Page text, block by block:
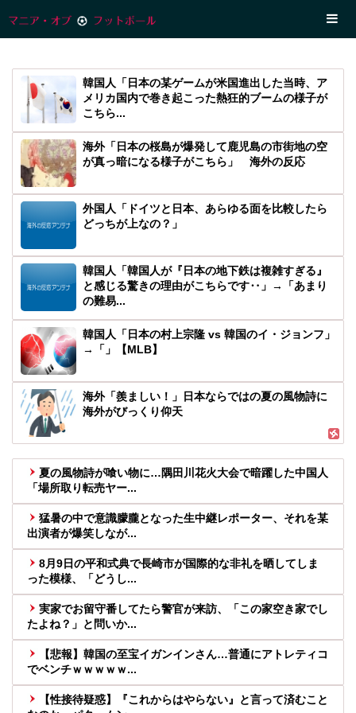
韓国人「日本の某ゲームが米国進出した当時、ア
メリカ国内で巻き起こった熱狂的ブームの様子が
こちら...
海外「日本の桜島が爆発して鹿児島の市街地の空
が真っ暗になる様子がこちら」 海外の反応
外国人「ドイツと日本、あらゆる面を比較したら
どっちが上なの？」
韓国人「韓国人が『日本の地下鉄は複雑すぎる』
と感じる驚きの理由がこちらです‥」→「あまり
の難易...
韓国人「日本の村上宗隆 vs 韓国のイ・ジョンフ」
→「」【MLB】
海外「羨ましい！」日本ならではの夏の風物詩に
海外がびっくり仰天
夏の風物詩が喰い物に…隅田川花火大会で暗躍した中国人
「場所取り転売ヤー...
猛暑の中で意識朦朧となった生中継レポーター、それを某
出演者が爆笑しなが...
8月9日の平和式典で長崎市が国際的な非礼を晒してしま
った模様、「どうし...
実家でお留守番してたら警官が来訪、「この家空き家でし
たよね？」と問いか...
【悲報】韓国の至宝イガンインさん…普通にアトレティコ
でベンチｗｗｗｗｗ...
【性接待疑惑】『これからはやらない』と言って済むこと